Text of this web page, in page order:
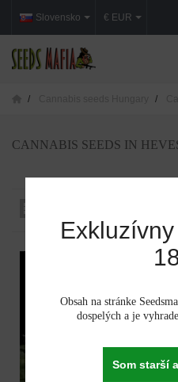
Slovensko € EUR
CANNABIS SEEDS IN
Obsah na stránke
dospelých a je
Som starší